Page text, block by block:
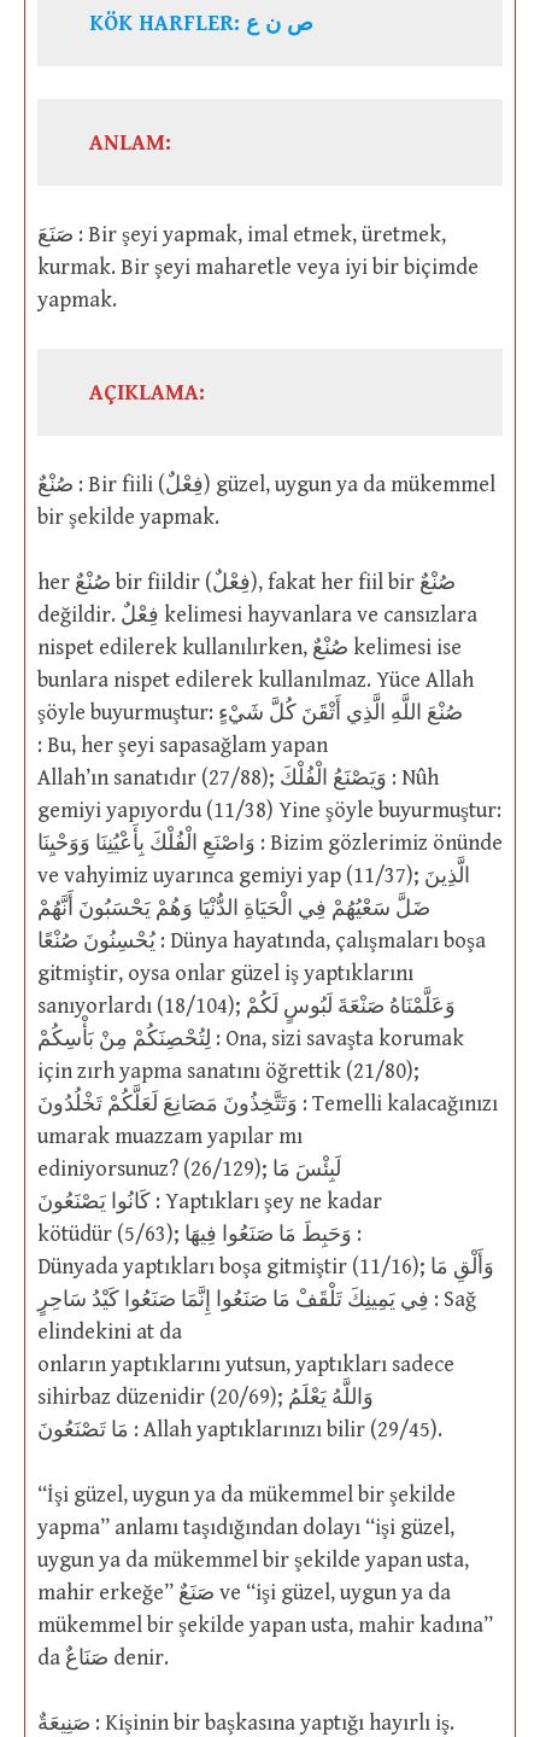
KÖK HARFLER: ص ن ع
ANLAM:
صَنَعَ : Bir şeyi yapmak, imal etmek, üretmek,
kurmak. Bir şeyi maharetle veya iyi bir biçimde
yapmak.
AÇIKLAMA:
صُنْعٌ : Bir fiili (فِعْلٌ) güzel, uygun ya da mükemmel
bir şekilde yapmak.
her صُنْعٌ bir fiildir (فِعْلٌ), fakat her fiil bir صُنْعٌ
değildir. فِعْلٌ kelimesi hayvanlara ve cansızlara
nispet edilerek kullanılırken, صُنْعٌ kelimesi ise
bunlara nispet edilerek kullanılmaz. Yüce Allah
şöyle buyurmuştur: صُنْعَ اللَّهِ الَّذِي أَتْقَنَ كُلَّ شَيْءٍ
: Bu, her şeyi sapasağlam yapan
Allah’ın sanatıdır (27/88); وَيَصْنَعُ الْفُلْكَ : Nûh
gemiyi yapıyordu (11/38) Yine şöyle buyurmuştur:
وَاصْنَعِ الْفُلْكَ بِأَعْيُنِنَا وَوَحْيِنَا : Bizim gözlerimiz önünde
ve vahyimiz uyarınca gemiyi yap (11/37); الَّذِينَ
ضَلَّ سَعْيُهُمْ فِي الْحَيَاةِ الدُّنْيَا وَهُمْ يَحْسَبُونَ أَنَّهُمْ
يُحْسِنُونَ صُنْعًا : Dünya hayatında, çalışmaları boşa
gitmiştir, oysa onlar güzel iş yaptıklarını
sanıyorlardı (18/104); وَعَلَّمْنَاهُ صَنْعَةَ لَبُوسٍ لَكُمْ
لِتُحْصِنَكُمْ مِنْ بَأْسِكُمْ : Ona, sizi savaşta korumak
için zırh yapma sanatını öğrettik (21/80);
وَتَتَّخِذُونَ مَصَانِعَ لَعَلَّكُمْ تَخْلُدُونَ : Temelli kalacağınızı
umarak muazzam yapılar mı
ediniyorsunuz? (26/129); لَبِئْسَ مَا
كَانُوا يَصْنَعُونَ : Yaptıkları şey ne kadar
kötüdür (5/63); وَحَبِطَ مَا صَنَعُوا فِيهَا :
Dünyada yaptıkları boşa gitmiştir (11/16); وَأَلْقِ مَا
فِي يَمِينِكَ تَلْقَفْ مَا صَنَعُوا إِنَّمَا صَنَعُوا كَيْدُ سَاحِرٍ : Sağ
elindekini at da
onların yaptıklarını yutsun, yaptıkları sadece
sihirbaz düzenidir (20/69); وَاللَّهُ يَعْلَمُ
مَا تَصْنَعُونَ : Allah yaptıklarınızı bilir (29/45).
“İşi güzel, uygun ya da mükemmel bir şekilde
yapma” anlamı taşıdığından dolayı “işi güzel,
uygun ya da mükemmel bir şekilde yapan usta,
mahir erkeğe” صَنَعٌ ve “işi güzel, uygun ya da
mükemmel bir şekilde yapan usta, mahir kadına”
da صَنَاعٌ denir.
صَنِيعَةٌ : Kişinin bir başkasına yaptığı hayırlı iş.